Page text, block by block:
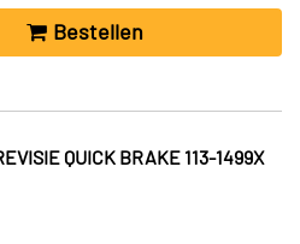
Bestellen
QUICK BRAKE 113-1499X